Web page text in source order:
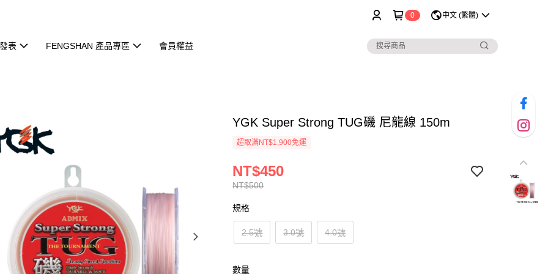
0 中文 (繁體)
表 FENGSHAN 產品專區 會員權益
YGK Super Strong TUG磯 尼龍線 150m
超取滿NT$1,900免運
NT$500
NT$450
規格
2.5號 3.0號 4.0號
數量